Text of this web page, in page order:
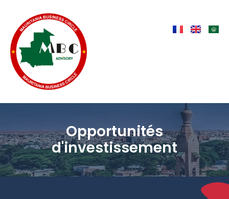
Opportunités
d'investissement